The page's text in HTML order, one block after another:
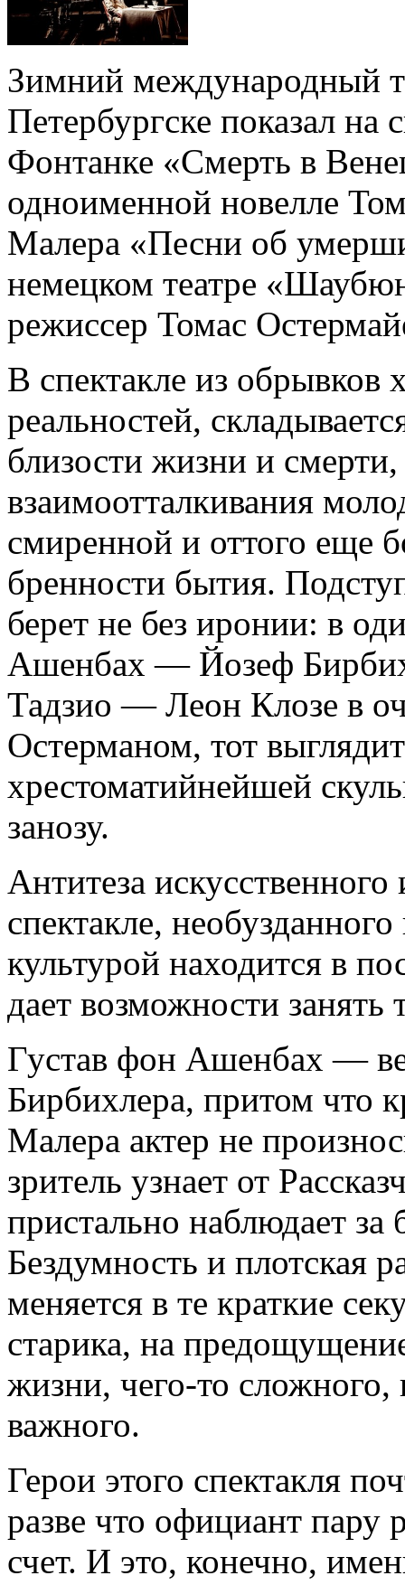
Зимний международный
Петербургске показал на
Фонтанке «Смерть в
одноименной новелле
Малера «Песни об
немецком театре
режиссер Томас
В спектакле из обрывков
реальностей,
близости жизни и
взаимоотталкивания
смиренной и оттого еще
бренности бытия.
берет не без иронии: в
Ашенбах — Йозеф
Тадзио — Леон Клозе в
Остерманом, тот
хрестоматийнейшей
занозу.
Антитеза искусственного
спектакле,
культурой находится в
дает возможности
Густав фон Ашенбах —
Бирбихлера, притом что
Малера актер не
зритель узнает от
пристально наблюдает
Бездумность и плотская
меняется в те краткие
старика, на
жизни, чего-то
важного.
Герои этого спектакля
разве что официант пару
счет. И это, конечно,